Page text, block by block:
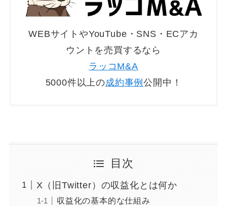
WEBサイトやYouTube・SNS・ECアカ
ウントを売買するなら
ラッコM&A
5000件以上の成約事例公開中！
目次
X（旧Twitter）の収益化とは何か
収益化の基本的な仕組み